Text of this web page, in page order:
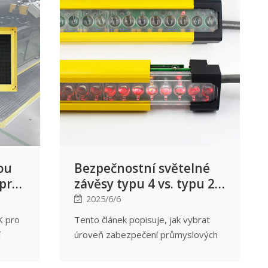
a
pro
Bezpečnostní světelné
závěsy typu 4 vs. typu 2:
Průvodce výběrem na
základě rizik
2025/6/6
Tento článek popisuje, jak vybrat
úroveň zabezpečení průmyslových